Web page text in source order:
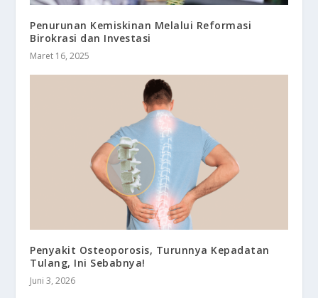
Penurunan Kemiskinan Melalui Reformasi
Birokrasi dan Investasi
Maret 16, 2025
Penyakit Osteoporosis, Turunnya Kepadatan
Tulang, Ini Sebabnya!
Juni 3, 2026